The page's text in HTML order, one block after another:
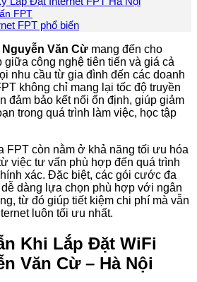
FPT
FPT phổ biến
Văn Cừ mang đến cho
giữa công nghệ tiên tiến và giá cả
nhu cầu từ gia đình đến các doanh
không chỉ mang lại tốc độ truyền
đảm bảo kết nối ổn định, giúp giảm
trong quá trình làm việc, học tập
FPT còn nằm ở khả năng tối ưu hóa
việc tư vấn phù hợp đến quá trình
xác. Đặc biệt, các gói cước đa
dàng lựa chọn phù hợp với ngân
từ đó giúp tiết kiệm chi phí mà vẫn
luôn tối ưu nhất.
Khi Lắp Đặt WiFi
Văn Cừ – Hà Nội